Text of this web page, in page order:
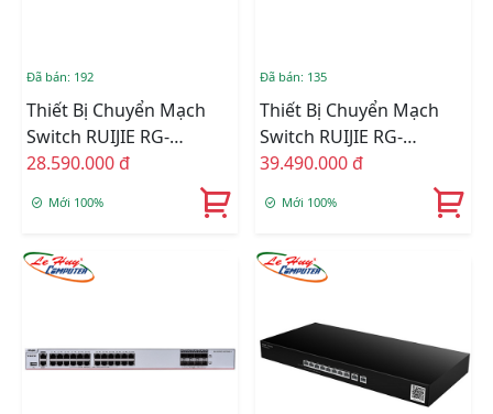
Đã bán: 192
Thiết Bị Chuyển Mạch
Switch RUIJIE RG-
S5760C-24SFP/8GT8XS-X
24-Port Gigabit SFP + 8-
Port 10/100/1000BASE-T
28.590.000 đ
Mới 100%
Đã bán: 135
Thiết Bị Chuyển Mạch
Switch RUIJIE RG-
S5760C-48GT4XS-X 48-
Port 10/100/1000BASE-T
+ 4-Port 1G/10G SFP+
39.490.000 đ
Mới 100%